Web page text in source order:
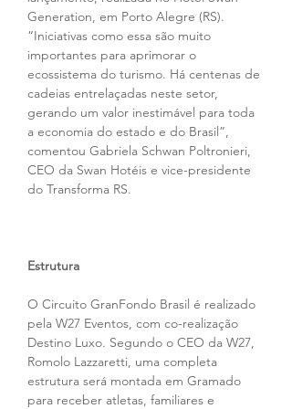
Generation, em Porto Alegre (RS).
“Iniciativas como essa são muito
importantes para aprimorar o
ecossistema do turismo. Há centenas de
cadeias entrelaçadas neste setor,
gerando um valor inestimável para toda
a economia do estado e do Brasil”,
comentou Gabriela Schwan Poltronieri,
CEO da Swan Hotéis e vice-presidente
do Transforma RS.
Estrutura
O Circuito GranFondo Brasil é realizado
pela W27 Eventos, com co-realização
Destino Luxo. Segundo o CEO da W27,
Romolo Lazzaretti, uma completa
estrutura será montada em Gramado
para receber atletas, familiares e